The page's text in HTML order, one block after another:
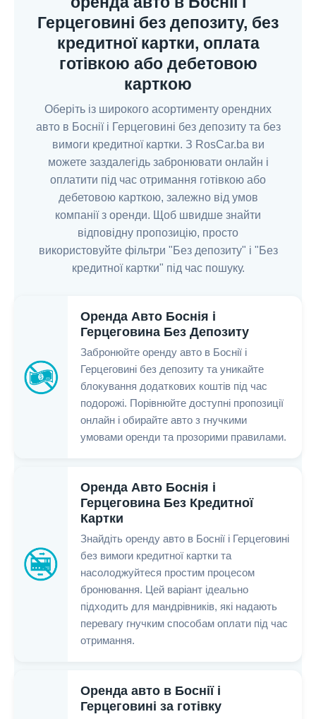
Герцеговині без депозиту, без
кредитної картки, оплата
готівкою або дебетовою
карткою
Оберіть із широкого асортименту орендних
авто в Боснії і Герцеговині без депозиту та без
вимоги кредитної картки. З RosCar.ba ви
можете заздалегідь забронювати онлайн і
оплатити під час отримання готівкою або
дебетовою карткою, залежно від умов
компанії з оренди. Щоб швидше знайти
відповідну пропозицію, просто
використовуйте фільтри "Без депозиту" і "Без
кредитної картки" під час пошуку.
Оренда Авто Боснія і
Герцеговина Без Депозиту
Забронюйте оренду авто в Боснії і
Герцеговині без депозиту та уникайте
блокування додаткових коштів під час
подорожі. Порівнюйте доступні пропозиції
онлайн і обирайте авто з гнучкими
умовами оренди та прозорими правилами.
Оренда Авто Боснія і
Герцеговина Без Кредитної
Картки
Знайдіть оренду авто в Боснії і Герцеговині
без вимоги кредитної картки та
насолоджуйтеся простим процесом
бронювання. Цей варіант ідеально
підходить для мандрівників, які надають
перевагу гнучким способам оплати під час
отримання.
Оренда авто в Боснії і
Герцеговині за готівку